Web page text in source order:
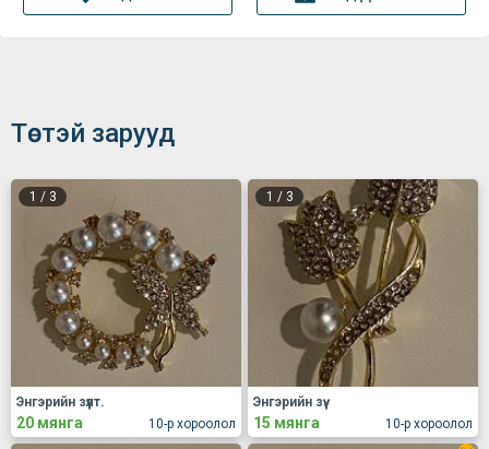
Төстэй зарууд
1 / 3
10-р хороолол
Энгэрийн зүүлт.
20 мянга
1 / 3
10-р хороолол
Энгэрийн зүү.
15 мянга